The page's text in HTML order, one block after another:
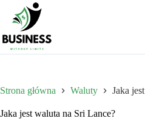
Przejdź
treści
Strona główna Waluty Jaka
Jaka jest waluta na Sri Lance?